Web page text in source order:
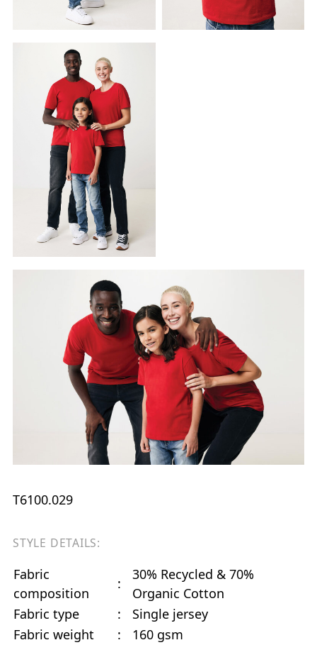
T6100.029
STYLE DETAILS:
Fabric
composition
:
30% Recycled & 70%
Organic Cotton
Fabric type
:
Single jersey
Fabric weight
:
160 gsm